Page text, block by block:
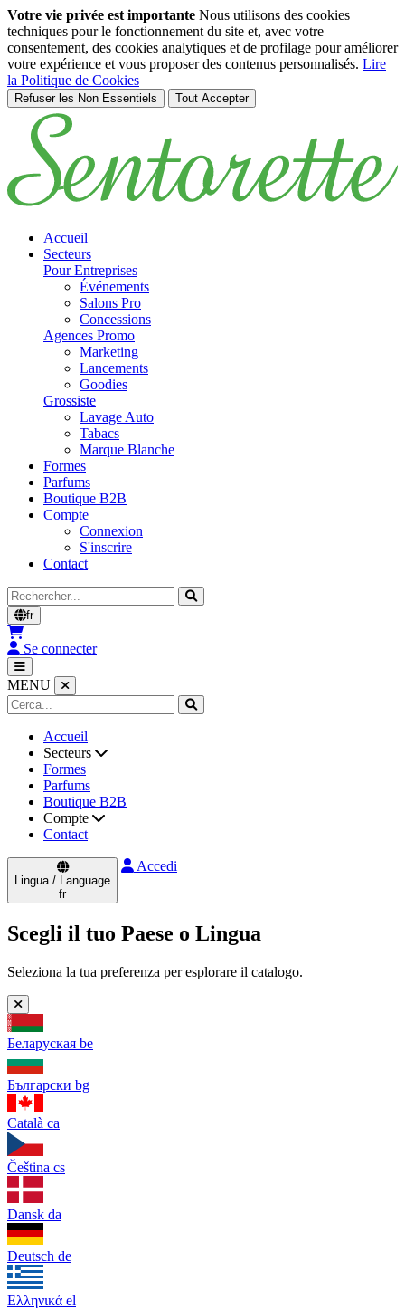
Votre vie privée est importante Nous utilisons des cookies
techniques pour le fonctionnement du site et, avec votre
consentement, des cookies analytiques et de profilage pour améliorer
votre expérience et vous proposer des contenus personnalisés. Lire
la Politique de Cookies
Refuser les Non Essentiels Tout Accepter
Passer au contenu principal
Accueil
Secteurs
Pour Entreprises
Événements
Salons Pro
Concessions
Agences Promo
Marketing
Lancements
Goodies
Grossiste
Lavage Auto
Tabacs
Marque Blanche
Formes
Parfums
Boutique B2B
Compte
Connexion
S'inscrire
Contact
Rechercher
fr
Se connecter
MENU
Accueil
Secteurs
Formes
Parfums
Boutique B2B
Compte
Contact
Lingua / Language
fr
Accedi
Scegli il tuo Paese o Lingua
Seleziona la tua preferenza per esplorare il catalogo.
Беларуская be
Български bg
Català ca
Čeština cs
Dansk da
Deutsch de
Ελληνικά el